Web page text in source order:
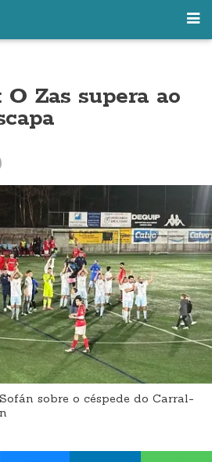
O Zas supera ao
sobre o céspede do Carral-